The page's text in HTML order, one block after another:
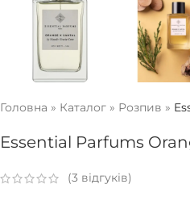
Головна » Каталог » Розпив »
Essential Parfums
(3 відгуків)